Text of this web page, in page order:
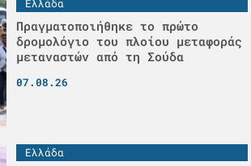
Ελλάδα
Πραγματοποιήθηκε το πρώτο
δρομολόγιο του πλοίου μεταφοράς
μεταναστών από τη Σούδα
07.08.26
Ελλάδα